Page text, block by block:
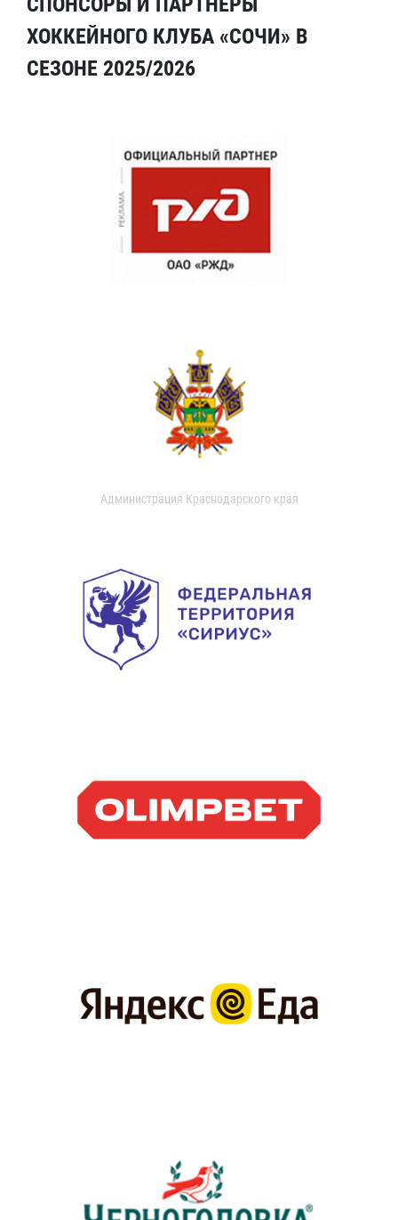
ХОККЕЙНОГО КЛУБА «СОЧИ» В
СЕЗОНЕ 2025/2026
Администрация Краснодарского края